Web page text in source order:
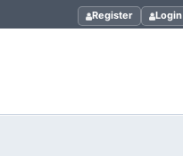
Register Login